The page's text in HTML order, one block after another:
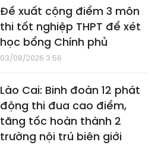
Đề xuất cộng điểm 3 môn
thi tốt nghiệp THPT để xét
học bổng Chính phủ
03/08/2026 3:56
Lào Cai: Binh đoàn 12 phát
động thi đua cao điểm,
tăng tốc hoàn thành 2
trường nội trú biên giới